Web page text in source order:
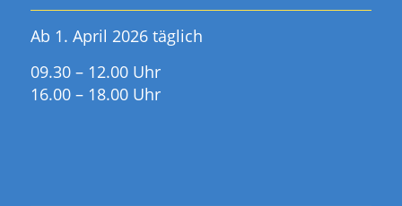
Ab 1. April 2026 täglich
09.30 – 12.00 Uhr
16.00 – 18.00 Uhr